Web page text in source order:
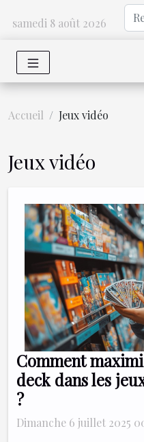
samedi 8 août 2026
Accueil Jeux vidéo
Jeux vidéo
Comment
deck dans les
?
Dimanche 6 juillet 2025